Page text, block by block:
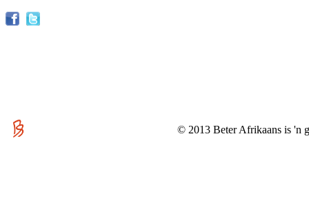
© 2013 Beter Afrikaans is 'n